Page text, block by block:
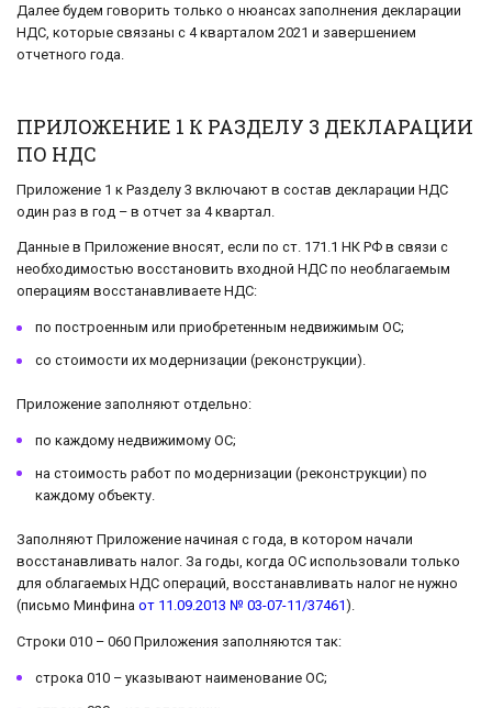
Далее будем говорить только о нюансах заполнения декларации
НДС, которые связаны с 4 кварталом 2021 и завершением
отчетного года.
ПРИЛОЖЕНИЕ 1 К РАЗДЕЛУ 3 ДЕКЛАРАЦИИ
ПО НДС
Приложение 1 к Разделу 3 включают в состав декларации НДС
один раз в год – в отчет за 4 квартал.
Данные в Приложение вносят, если по ст. 171.1 НК РФ в связи с
необходимостью восстановить входной НДС по необлагаемым
операциям восстанавливаете НДС:
по построенным или приобретенным недвижимым ОС;
со стоимости их модернизации (реконструкции).
Приложение заполняют отдельно:
по каждому недвижимому ОС;
на стоимость работ по модернизации (реконструкции) по
каждому объекту.
Заполняют Приложение начиная с года, в котором начали
восстанавливать налог. За годы, когда ОС использовали только
для облагаемых НДС операций, восстанавливать налог не нужно
(письмо Минфина от 11.09.2013 № 03-07-11/37461).
Строки 010 – 060 Приложения заполняются так:
строка 010 – указывают наименование ОС;